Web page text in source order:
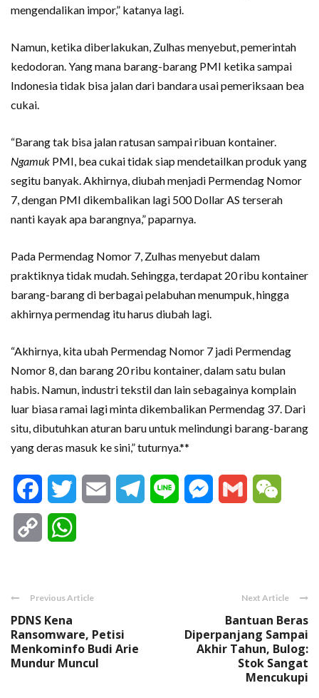
mengendalikan impor,” katanya lagi.
Namun, ketika diberlakukan, Zulhas menyebut, pemerintah
kedodoran. Yang mana barang-barang PMI ketika sampai
Indonesia tidak bisa jalan dari bandara usai pemeriksaan bea
cukai.
“Barang tak bisa jalan ratusan sampai ribuan kontainer.
Ngamuk PMI, bea cukai tidak siap mendetailkan produk yang
segitu banyak. Akhirnya, diubah menjadi Permendag Nomor
7, dengan PMI dikembalikan lagi 500 Dollar AS terserah
nanti kayak apa barangnya,” paparnya.
Pada Permendag Nomor 7, Zulhas menyebut dalam
praktiknya tidak mudah. Sehingga, terdapat 20 ribu kontainer
barang-barang di berbagai pelabuhan menumpuk, hingga
akhirnya permendag itu harus diubah lagi.
“Akhirnya, kita ubah Permendag Nomor 7 jadi Permendag
Nomor 8, dan barang 20 ribu kontainer, dalam satu bulan
habis. Namun, industri tekstil dan lain sebagainya komplain
luar biasa ramai lagi minta dikembalikan Permendag 37. Dari
situ, dibutuhkan aturan baru untuk melindungi barang-barang
yang deras masuk ke sini,” tuturnya.**
FacebookTwitter Email Telegram
Line Messenger
Gmail
Copy
Previous Article
PDNS Kena
Ransomware, Petisi
Menkominfo Budi Arie
Mundur Muncul
Next Article
Bantuan Beras
Diperpanjang Sampai
Akhir Tahun, Bulog:
Stok Sangat
Mencukupi